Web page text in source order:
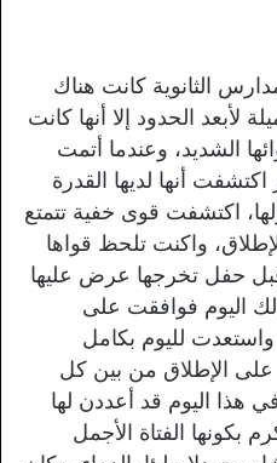
الثانوية كانت هناك
لأبعد الحدود إلا أنها كانت
الشديد، وعندما أتمت
أنها لديها القدرة
اكتشفت قوى خفية تتمتع
واكنت تلحظ قواها
حفل تخرجها عرض عليها
اليوم فوافقت على
لليوم بكامل
على الإطلاق من بين كل
هذا اليوم قد أعددن لها
بكونها الفتاة الأجمل